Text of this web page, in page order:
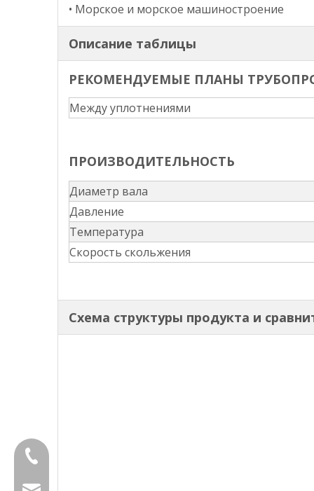
• Морское и морское машиностроение
Описание таблицы
РЕКОМЕНДУЕМЫЕ ПЛАНЫ
Между уплотнениями
ПРОИЗВОДИТЕЛЬНОСТЬ
Диаметр вала
Давление
Температура
Скорость скольжения
Схема структуры продукта и